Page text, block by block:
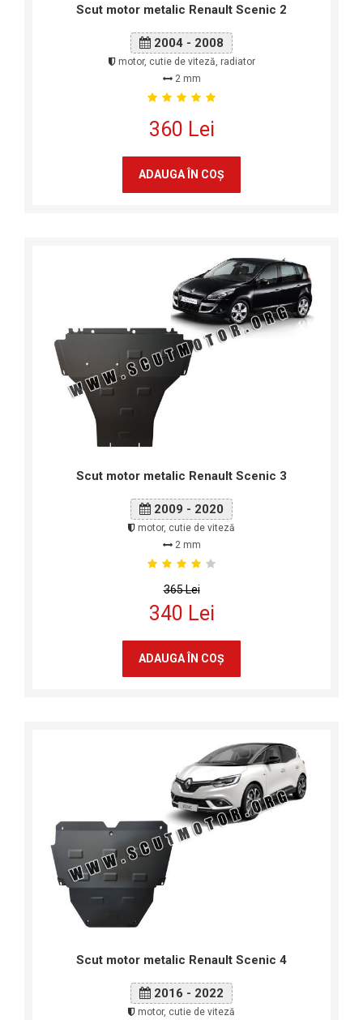
Scut motor metalic Renault Scenic 2
2004 - 2008
motor, cutie de viteză, radiator
2 mm
360 Lei
ADAUGA ÎN COŞ
Scut motor metalic Renault Scenic 3
2009 - 2020
motor, cutie de viteză
2 mm
365 Lei
340 Lei
ADAUGA ÎN COŞ
Scut motor metalic Renault Scenic 4
2016 - 2022
motor, cutie de viteză